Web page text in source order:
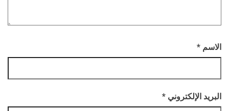
الاسم *
البريد الإلكتروني *